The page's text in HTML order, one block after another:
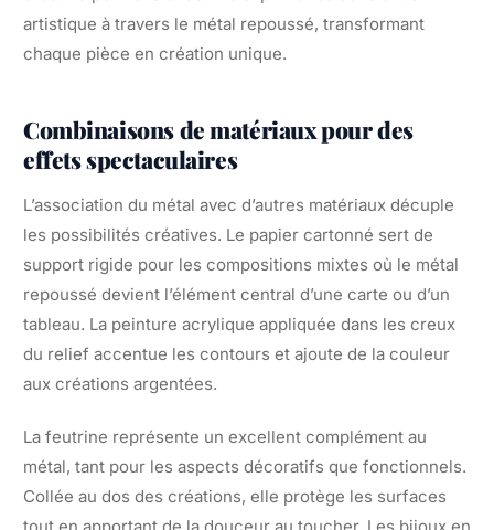
artistique à travers le métal repoussé, transformant
chaque pièce en création unique.
Combinaisons de matériaux pour des
effets spectaculaires
L’association du métal avec d’autres matériaux décuple
les possibilités créatives. Le papier cartonné sert de
support rigide pour les compositions mixtes où le métal
repoussé devient l’élément central d’une carte ou d’un
tableau. La peinture acrylique appliquée dans les creux
du relief accentue les contours et ajoute de la couleur
aux créations argentées.
La feutrine représente un excellent complément au
métal, tant pour les aspects décoratifs que fonctionnels.
Collée au dos des créations, elle protège les surfaces
tout en apportant de la douceur au toucher. Les bijoux en